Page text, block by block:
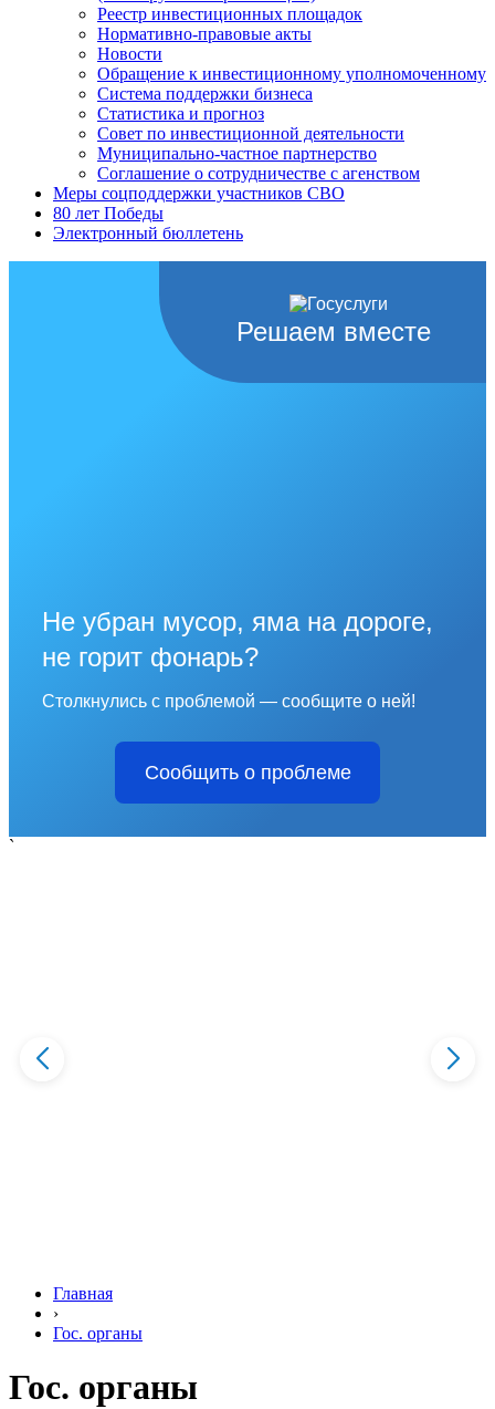
Реестр инвестиционных площадок
Нормативно-правовые акты
Новости
Обращение к инвестиционному уполномоченному
Система поддержки бизнеса
Статистика и прогноз
Совет по инвестиционной деятельности
Муниципально-частное партнерство
Соглашение о сотрудничестве с агенством
Меры соцподдержки участников СВО
80 лет Победы
Электронный бюллетень
Решаем вместе
Не убран мусор, яма на дороге,
не горит фонарь?
Столкнулись с проблемой — сообщите о ней!
Сообщить о проблеме
`
Главная
›
Гос. органы
Гос. органы